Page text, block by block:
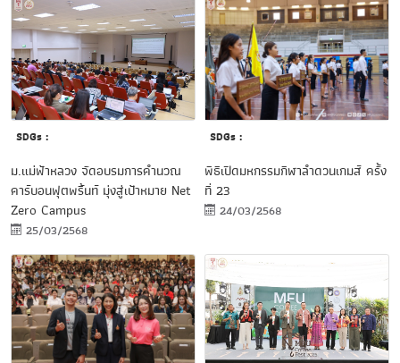
SDGs :
ม.แม่ฟ้าหลวง จัดอบรมการคำนวณ
คาร์บอนฟุตพริ้นท์ มุ่งสู่เป้าหมาย Net
Zero Campus
25/03/2568
SDGs :
พิธีเปิดมหกรรมกีฬาลำดวนเกมส์ ครั้ง
ที่ 23
24/03/2568